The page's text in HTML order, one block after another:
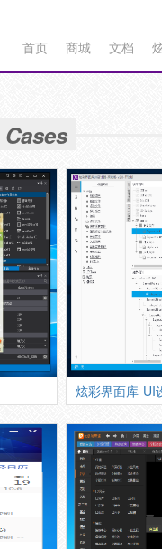
首页 商城 文档
炫彩界面库-UI